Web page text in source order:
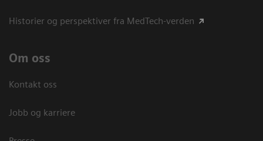
Historier og perspektiver fra MedTech-verden
Om oss
Kontakt oss
Jobb og karriere